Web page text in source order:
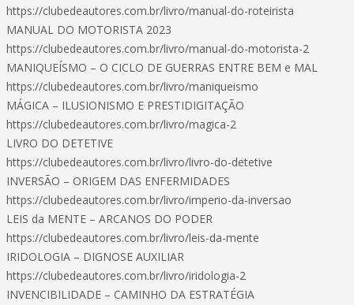
https://clubedeautores.com.br/livro/manual-do-roteirista
MANUAL DO MOTORISTA 2023
https://clubedeautores.com.br/livro/manual-do-motorista-2
MANIQUEÍSMO – O CICLO DE GUERRAS ENTRE BEM e MAL
https://clubedeautores.com.br/livro/maniqueismo
MÁGICA – ILUSIONISMO E PRESTIDIGITAÇÃO
https://clubedeautores.com.br/livro/magica-2
LIVRO DO DETETIVE
https://clubedeautores.com.br/livro/livro-do-detetive
INVERSÃO – ORIGEM DAS ENFERMIDADES
https://clubedeautores.com.br/livro/imperio-da-inversao
LEIS da MENTE – ARCANOS DO PODER
https://clubedeautores.com.br/livro/leis-da-mente
IRIDOLOGIA – DIGNOSE AUXILIAR
https://clubedeautores.com.br/livro/iridologia-2
INVENCIBILIDADE – CAMINHO DA ESTRATÉGIA